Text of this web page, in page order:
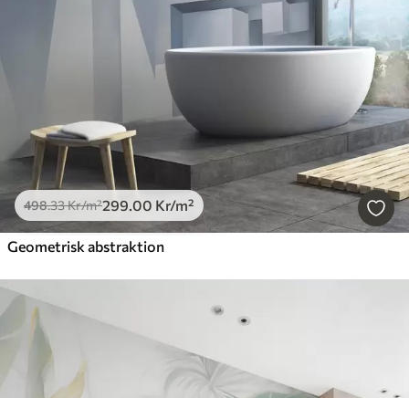
498.33Kr/m²299.00 Kr/m²
Geometrisk abstraktion